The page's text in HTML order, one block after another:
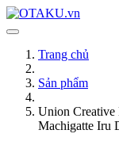
Trang chủ
Sản phẩm
Union Creative
Machigatte Iru